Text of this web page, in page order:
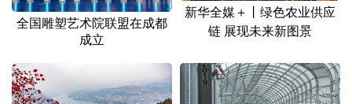
新疆 内蒙古 黑龙江
多语种频道
全国雕塑艺术院联盟在成都
成立
新华全媒＋丨绿色农业供应
链 展现未来新图景